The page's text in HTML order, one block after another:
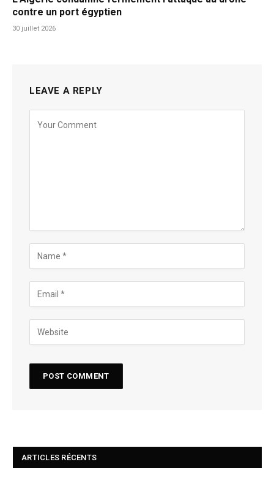
contre un port égyptien
30 juillet 2026
LEAVE A REPLY
ARTICLES RÉCENTS